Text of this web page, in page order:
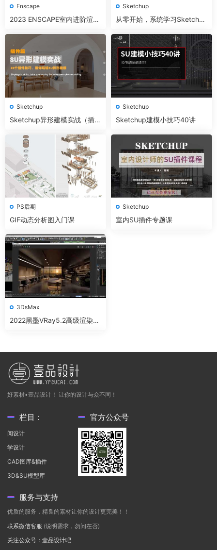
Enscape
2023 ENSCAPE室内进阶渲染
Sketchup
从零开始，系统学习Sketchup
Sketchup
Sketchup异形建模实战（插件
Sketchup
Sketchup建模小技巧40讲
PS后期
GIF动态分析图入门课
Sketchup
室内SU插件专题课
3DsMax
2022黑墨VRay5.2高级渲染全
好素材•壹品设计！ 让你的设计与众不同！
栏目：
阅设计
学设计
CAD图库&插件
3D&SU模型库
官方公众号
服务与支持
优质的服务，精良的素材让你的设计更完美！！
联系微信客服 (说明需求，勿问在否)
关注公众号：壹品设计吧